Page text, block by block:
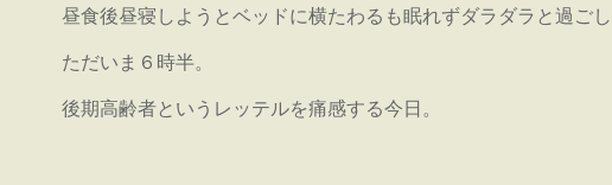
昼食後昼寝しようとベッドに横たわるも眠れずダラダラと過ご
ただいま６時半。
後期高齢者というレッテルを痛感する今日。